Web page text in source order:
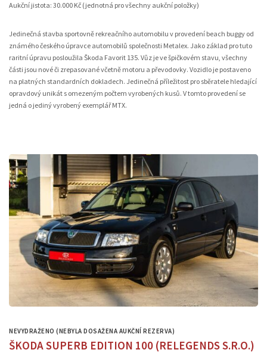
Aukční jistota: 30.000 Kč (jednotná pro všechny aukční položky)
Jedinečná stavba sportovně rekreačního automobilu v provedení beach buggy od
známého českého úpravce automobilů společnosti Metalex. Jako základ pro tuto
raritní úpravu posloužila Škoda Favorit 135. Vůz je ve špičkovém stavu, všechny
části jsou nové či zrepasované včetně motoru a převodovky. Vozidlo je postaveno
na platných standardních dokladech. Jedinečná příležitost pro sběratele hledající
opravdový unikát s omezeným počtem vyrobených kusů. V tomto provedení se
jedná o jediný vyrobený exemplář MTX.
NEVYDRAŽENO (NEBYLA DOSAŽENA AUKČNÍ REZERVA)
ŠKODA SUPERB EDITION 100 (RELEGENDS S.R.O.)